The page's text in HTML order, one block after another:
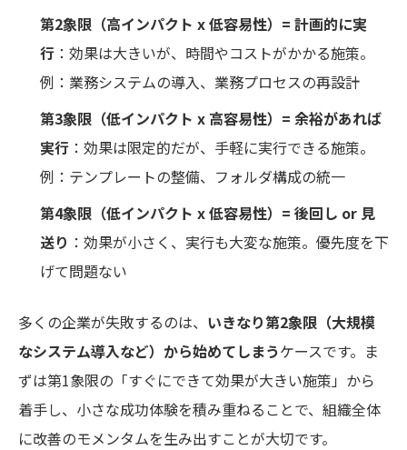
第2象限（高インパクト x 低容易性）= 計画的に実
行 ：効果は大きいが、時間やコストがかかる施策。
例：業務システムの導入、業務プロセスの再設計
第3象限（低インパクト x 高容易性）= 余裕があれば
実行 ：効果は限定的だが、手軽に実行できる施策。
例：テンプレートの整備、フォルダ構成の統一
第4象限（低インパクト x 低容易性）= 後回し or 見
送り ：効果が小さく、実行も大変な施策。優先度を下
げて問題ない
多くの企業が失敗するのは、 いきなり第2象限（大規模
なシステム導入など）から始めてしまうケースです。ま
ずは第1象限の「すぐにできて効果が大きい施策」から
着手し、小さな成功体験を積み重ねることで、組織全体
に改善のモメンタムを生み出すことが大切です。